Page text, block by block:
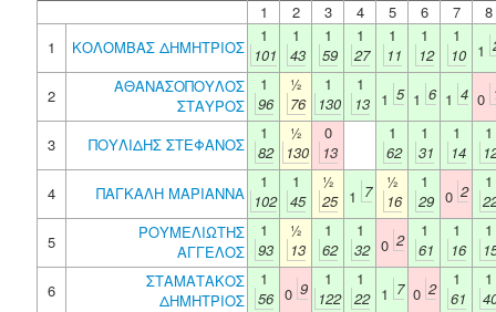
1
2 3 4 5 6 7
8
1
ΚΟΛΟΜΒΑΣ ΔΗΜΗΤΡΙΟΣ
1
101
1
43
1
59
1
27
1
11
1
12
1
10
1
2
ΑΘΑΝΑΣΟΠΟΥΛΟΣ
ΣΤΑΥΡΟΣ
1
96
½
76
1
130
1
13
1 5 1 6 1 4 0
3 ΠΟΥΛΙΔΗΣ ΣΤΕΦΑΝΟΣ
1
82
½
130
0
13
1
62
1
31
1
14
1
4
ΠΑΓΚΑΛΗ ΜΑΡΙΑΝΝΑ
1
102
1
45
½
25
1 7
½
16
1
29 0 2
1
5
ΡΟΥΜΕΛΙΩΤΗΣ
ΑΓΓΕΛΟΣ
1
93
½
13
1
62
1
32 0 2
1
61
1
16
1
6
ΣΤΑΜΑΤΑΚΟΣ
ΔΗΜΗΤΡΙΟΣ
1
56 0 9
1
122
1
22
1 7 0 2
1
61
1